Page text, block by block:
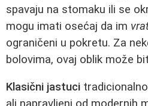
spavaju na stomaku ili se
mogu imati osećaj da im
ograničeni u pokretu. Za
bolovima, ovaj oblik može
Klasični jastuci